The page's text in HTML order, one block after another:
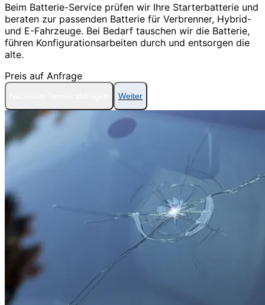
Beim Batterie-Service prüfen wir Ihre Starterbatterie und
beraten zur passenden Batterie für Verbrenner, Hybrid-
und E-Fahrzeuge. Bei Bedarf tauschen wir die Batterie,
führen Konfigurationsarbeiten durch und entsorgen die
alte.
Preis auf Anfrage
Weiter